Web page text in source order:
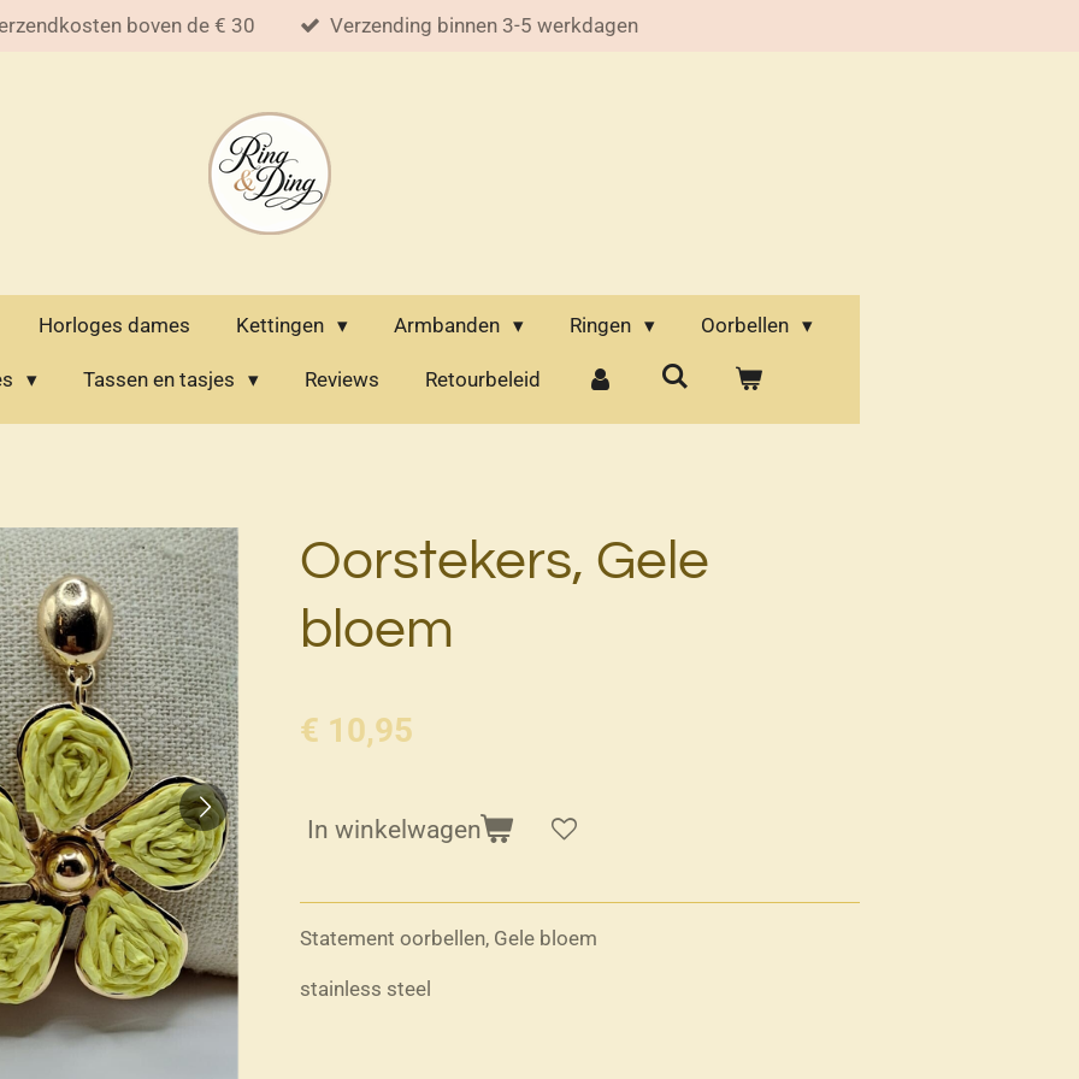
boven de € 30 Verzending binnen 3-5 werkdagen
Horloges dames Kettingen Armbanden Ringen Oorbellen
Tassen en tasjes Reviews Retourbeleid
Oorstekers, Gele
bloem
€ 10,95
In winkelwagen
Statement oorbellen, Gele bloem
stainless steel